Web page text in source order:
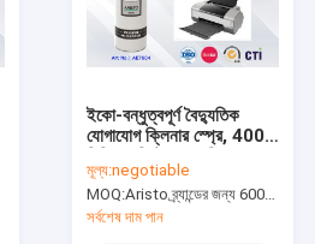
ইকো-বন্ধুত্বপূর্ণ বৈদ্যুতিক
যোগাযোগ ক্লিনার স্প্রে, 400
স্প্রে
মূল্য:negotiable
MOQ:Aristo ব্র্যান্ডের জন্য 6000pcs, গ্রাহকের ব্র্যান্ডের জন্য 15000pcs
সর্বশেষ দাম পান